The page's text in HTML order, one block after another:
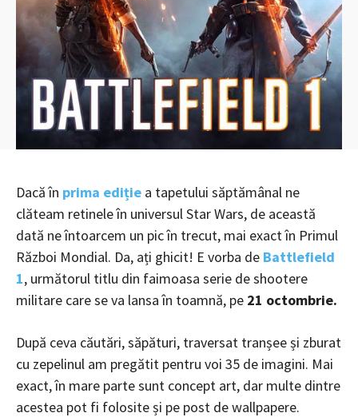
Dacă în prima ediție a tapetului săptămânal ne
clăteam retinele în universul Star Wars, de această
dată ne întoarcem un pic în trecut, mai exact în Primul
Război Mondial. Da, ați ghicit! E vorba de Battlefield
1, următorul titlu din faimoasa serie de shootere
militare care se va lansa în toamnă, pe 21 octombrie.
După ceva căutări, săpături, traversat tranșee și zburat
cu zepelinul am pregătit pentru voi 35 de imagini. Mai
exact, în mare parte sunt concept art, dar multe dintre
acestea pot fi folosite și pe post de wallpapere.